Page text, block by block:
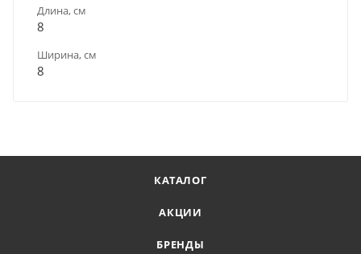
Длина, см
8
Ширина, см
8
КАТАЛОГ
АКЦИИ
БРЕНДЫ